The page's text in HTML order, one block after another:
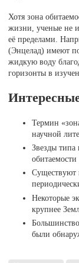
Хотя зона
жизни, ученые не
её пределами.
(Энцелад) имеют
жидкую воду
горизонты в
Термин
научной
Звезды типа
Существуют
Некоторые
крупнее
были